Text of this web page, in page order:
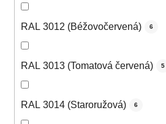
RAL 3012 (Béžovočervená) 6
RAL 3013 (Tomatová červená) 5
RAL 3014 (Staroružová) 6